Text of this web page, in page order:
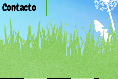
Contacto